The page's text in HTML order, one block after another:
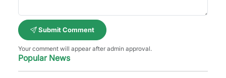
Submit Comment
Your comment will appear after admin approval.
Popular News